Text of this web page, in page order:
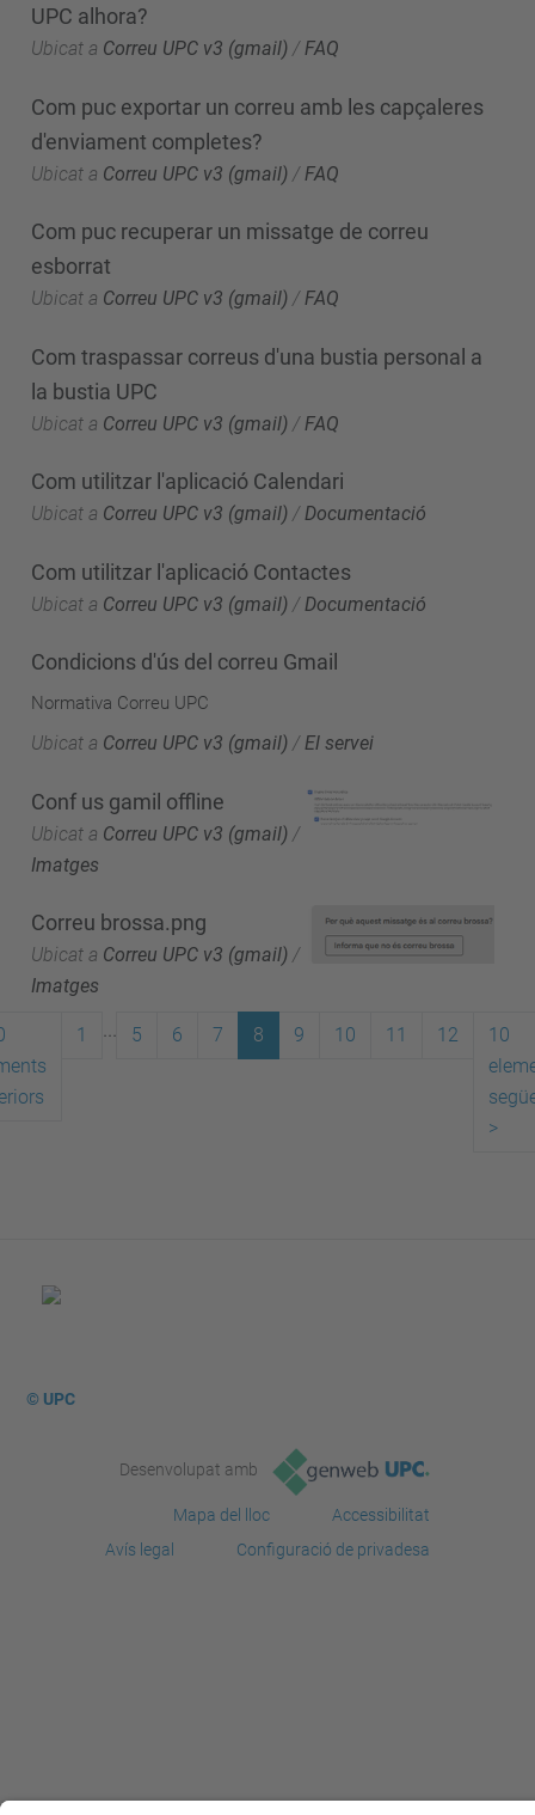
UPC alhora?
Ubicat a Correu UPC v3 (gmail) /FAQ
Com puc exportar un correu amb les capçaleres
d'enviament completes?
Ubicat a Correu UPC v3 (gmail) / FAQ
Com puc recuperar un missatge de correu
esborrat
Ubicat a Correu UPC v3 (gmail) /FAQ
Com traspassar correus d'una bustia personal a
la bustia UPC
Ubicat a Correu UPC v3 (gmail) / FAQ
Com utilitzar l'aplicació Calendari
Ubicat a Correu UPC v3 (gmail) /Documentació
Com utilitzar l'aplicació Contactes
Ubicat a Correu UPC v3 (gmail) / Documentació
Condicions d'ús del correu Gmail
Normativa Correu UPC
Ubicat a Correu UPC v3 (gmail) /El servei
Conf us gamil offline
Ubicat a Correu UPC v3 (gmail) /
Imatges
Correu brossa.png
Ubicat a Correu UPC v3 (gmail) /
Imatges
1 5 6 7 8 9 10 11 12
10
>
© UPC
Desenvolupat amb
Mapa del lloc
Accessibilitat
Avís legal
Configuració de privadesa